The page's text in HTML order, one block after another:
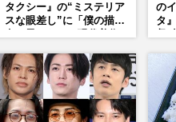
タクシー』の“ミステリア
スな眼差し”に「僕の描く
で“公認”
の
タ